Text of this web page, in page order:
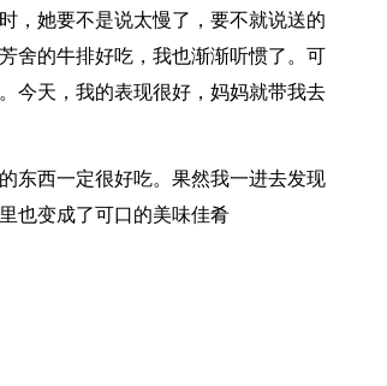
，她要不是说太慢了，要不就说送的
舍的牛排好吃，我也渐渐听惯了。可
今天，我的表现很好，妈妈就带我去
东西一定很好吃。果然我一进去发现
也变成了可口的美味佳肴